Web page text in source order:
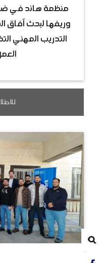
منظمة هاند في
وريفها لبحث آفاق
التدريب المهني